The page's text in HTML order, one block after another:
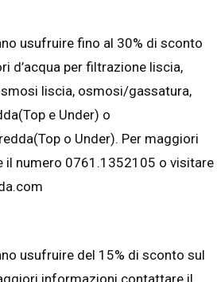
usufruire fino al 30% di sconto
d’acqua per filtrazione liscia,
liscia, osmosi/gassatura,
e Under) o
o Under). Per maggiori
numero 0761.1352105 o visitare
usufruire del 15% di sconto sul
informazioni contattare il